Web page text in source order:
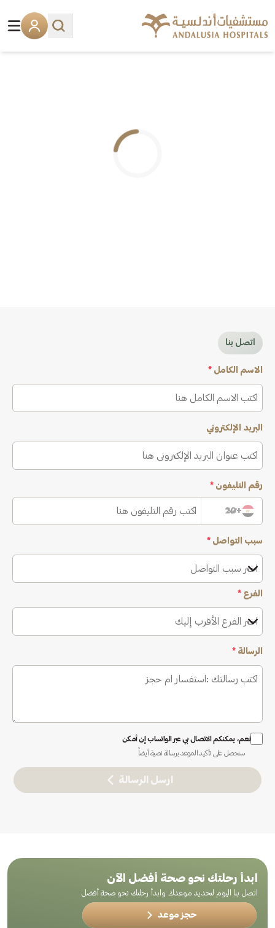
اتصل بنا
الاسم الكامل *
البريد الإلكتروني
رقم التليفون *
+20
سبب التواصل *
اختر سبب التواصل
الفرع *
اختر الفرع الأقرب إليك
الرسالة *
نعم، يمكنكم الاتصال بي عبر الواتساب إن أمكن
ستحصل على تأكيد الموعد برسالة نصية أيضاً
ارسل الرسالة
ابدأ رحلتك نحو صحة أفضل الآن
اتصل بنا اليوم لتحديد موعدك وابدأ رحلتك نحو صحة أفضل
حجز موعد